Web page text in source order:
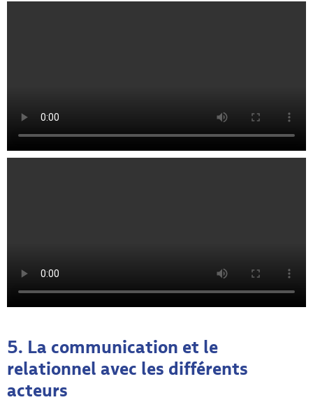
5. La communication et le
relationnel avec les différents
acteurs